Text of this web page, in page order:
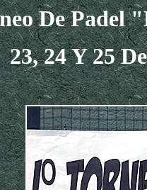
De Padel
23, 24 Y 25